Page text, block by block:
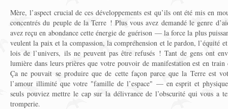
Mère, l’aspect crucial de ces développements est qu’ils ont été mis en
concentrés du peuple de la Terre ! Plus vous avez demandé le genre
avez reçu en abondance cette énergie de guérison — la force la plus
veulent la paix et la compassion, la compréhension et le pardon, l’équité
lois de l’univers, ils ne peuvent pas être refusés ! Tant de gens ont
lumière dans leurs prières que votre pouvoir de manifestation est en
Ça ne pouvait se produire que de cette façon parce que la Terre est
l’amour illimité que votre "famille de l’espace" — en esprit et
seuls pouviez mettre le cap sur la délivrance de l’obscurité qui vous a
tromperie.